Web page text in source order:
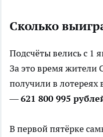
Сколько
Подсчёты велись с 1
За это время жители
получили в
—621 800 995
В первой пятёрке